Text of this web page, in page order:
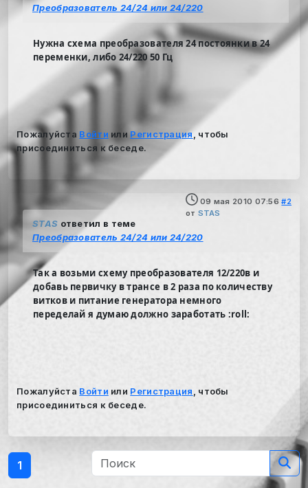
Преобразователь 24/24 или 24/220
Нужна схема преобразователя 24 постоянки в 24
переменки, либо 24/220 50 Гц
Пожалуйста Войти или Регистрация , чтобы
присоединиться к беседе.
09 мая 2010 07:56 #2
от STAS
STAS ответил в теме
Преобразователь 24/24 или 24/220
Так а возьми схему преобразователя 12/220в и
добавь первичку в трансе в 2 раза по количеству
витков и питание генератора немного
переделай я думаю должно заработать :roll:
Пожалуйста Войти или Регистрация
, чтобы
присоединиться к беседе.
1